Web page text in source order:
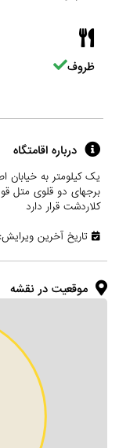
ظروف
درباره اقامتگاه
یک کیلومتر به خیابان
برجهای دو قلوی متل
کلاردشت قرار دارد
تاریخ آخرین ویرایش: ۱۴۰۲,۱۲,۶
موقعیت در نقشه